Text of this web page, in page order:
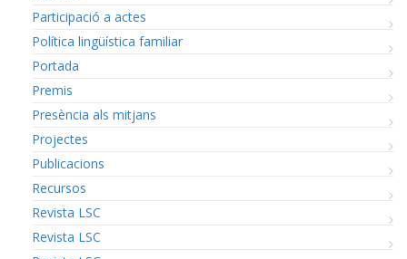
Participació a actes
Política lingüística familiar
Portada
Premis
Presència als mitjans
Projectes
Publicacions
Recursos
Revista LSC
Revista LSC